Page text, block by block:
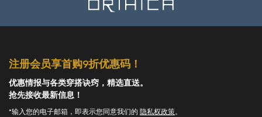
注册会员享首购9折优惠码！
优惠情报与各类穿搭诀窍，精选直送。
抢先接收最新信息！
*输入您的电子邮箱，即表示您同意我们的 隐私权政策。